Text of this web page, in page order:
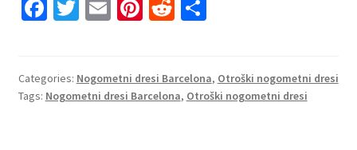
Fa
o
o
T
er
E
l
Pi
es
t
R
di
t
S
e
Categories: Nogometni dresi Barcelona, Otroški nogometni dresi
Tags: Nogometni dresi Barcelona, Otroški nogometni dresi